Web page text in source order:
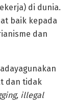
di dunia.
baik kepada
dan
dan tidak
illegal